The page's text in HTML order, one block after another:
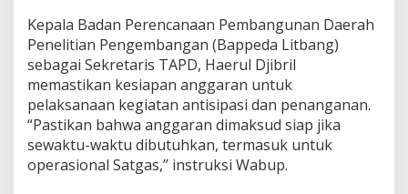
r
a
O
l
i
n
e
Kepala Badan Perencanaan Pembangunan Daerah
Penelitian Pengembangan (Bappeda Litbang)
sebagai Sekretaris TAPD, Haerul Djibril
memastikan kesiapan anggaran untuk
pelaksanaan kegiatan antisipasi dan penanganan.
“Pastikan bahwa anggaran dimaksud siap jika
sewaktu-waktu dibutuhkan, termasuk untuk
operasional Satgas,” instruksi Wabup.